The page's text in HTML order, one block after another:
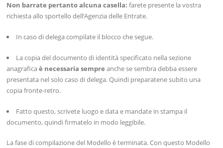
Non barrate pertanto alcuna casella:farete presente la vostra
richiesta allo sportello dell’Agenzia delle Entrate.
In caso di delega compilate il blocco che segue.
La copia del documento di identità specificato nella sezione
anagraficaè necessaria sempre anche se sembra debba essere
presentata nel solo caso di delega. Quindi preparatene subito una
copia fronte-retro.
Fatto questo, scrivete luogo e data e mandate in stampa il
documento, quindi firmatelo in modo leggibile.
La fase di compilazione del Modello è terminata. Con questo Modello